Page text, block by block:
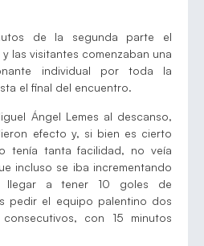
de la segunda parte el
y las visitantes comenzaban una
individual por toda la
el final del encuentro.
Ángel Lemes al descanso,
efecto y, si bien es cierto
tenía tanta facilidad, no veía
incluso se iba incrementando
llegar a tener 10 goles de
pedir el equipo palentino dos
con 15 minutos